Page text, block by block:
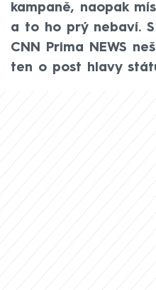
kampaně, naopak
a to ho prý nebaví.
CNN Prima NEWS
ten o post hlavy